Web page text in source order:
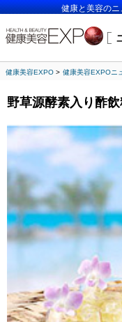
健康と美容の
健康美容EXPO 健康美容EXPOニ
野草源酵素入り酢